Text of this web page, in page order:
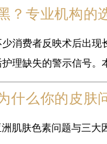
？专业机构的
消费者反映术后出现
理缺失的警示信号
什么你的皮肤
肌肤色素问题与三大